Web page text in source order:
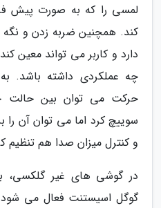
لمسی را که به صورت پیش
کند. همچنین ضربه زدن و
چه عملکردی داشته باشد.
حرکت می توان بین
سوییچ کرد اما می توان آن را
و کنترل میزان صدا هم تنظیم
در گوشی های غیر گلکسی،
گوگل اسیستنت فعال می